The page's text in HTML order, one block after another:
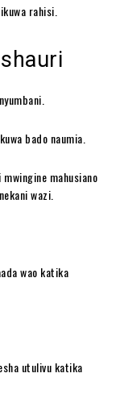
rahisi.
bado naumia.
mahusiano
wazi.
wao katika
utulivu katika